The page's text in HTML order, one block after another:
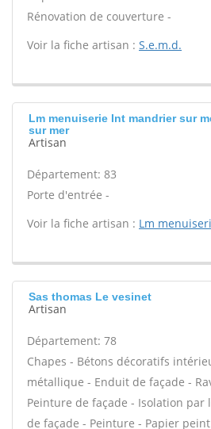
Rénovation de couverture -
Voir la fiche artisan : S.e.m.d.
Lm menuiserie Int mandrier sur
sur mer
Artisan
Département: 83
Porte d'entrée -
Voir la fiche artisan : Lm
Sas thomas Le vesinet
Artisan
Département: 78
Chapes - Bétons décoratifs
métallique - Enduit de façade -
Peinture de façade - Isolation par
de façade - Peinture - Papier